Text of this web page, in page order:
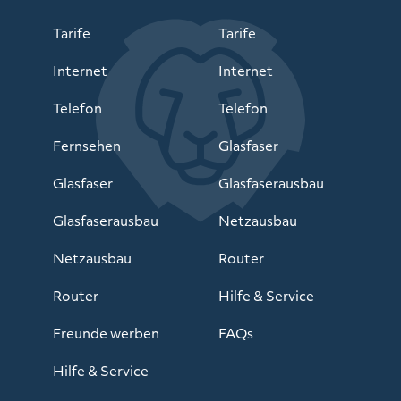
Tarife
Internet
Telefon
Fernsehen
Glasfaser
Glasfaserausbau
Netzausbau
Router
Freunde werben
Hilfe & Service
Tarife
Internet
Telefon
Glasfaser
Glasfaserausbau
Netzausbau
Router
Hilfe & Service
FAQs